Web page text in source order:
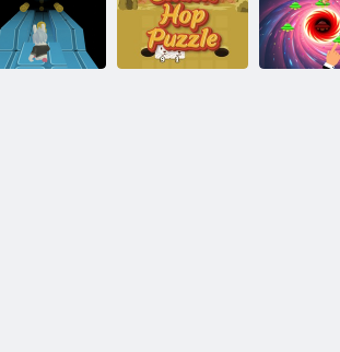
Pojďme králík Crystal Shooter Lorraine's